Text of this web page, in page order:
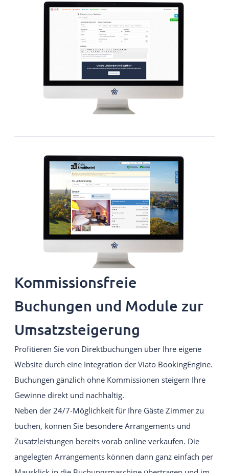
Kommissionsfreie
Buchungen und Module zur
Umsatzsteigerung
Profitieren Sie von Direktbuchungen über Ihre eigene
Website durch eine Integration der Viato BookingEngine.
Buchungen gänzlich ohne Kommissionen steigern Ihre
Gewinne direkt und nachhaltig.
Neben der 24/7-Möglichkeit für Ihre Gäste Zimmer zu
buchen, können Sie besondere Arrangements und
Zusatzleistungen bereits vorab online verkaufen. Die
angelegten Arrangements können dann ganz einfach per